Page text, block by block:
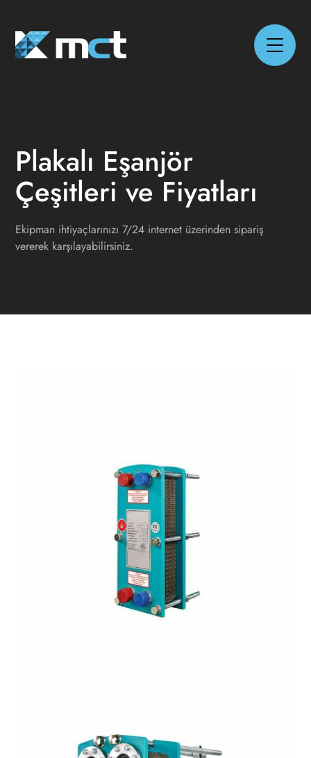
Plakalı Eşanjör
Çeşitleri ve Fiyatları
Ekipman ihtiyaçlarınızı 7/24 internet üzerinden sipariş
vererek karşılayabilirsiniz.